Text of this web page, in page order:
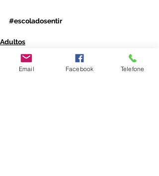
#escoladosentir
Adultos
Emoções
Email Facebook Telefone